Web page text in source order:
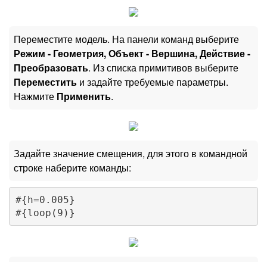
Переместите модель. На панели команд выберите
Режим - Геометрия, Объект - Вершина, Действие -
Преобразовать. Из списка примитивов выберите
Переместить и задайте требуемые параметры.
Нажмите Применить.
Задайте значение смещения, для этого в командной
строке наберите команды:
#{h=0.005}